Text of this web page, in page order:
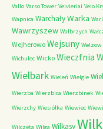
Vallo Varso Tower Veivieriai Velo
Wapnica WarchałyWarka
Wawrzyszew Wałbrzych
Wejherowo Wejsuny Welzow
Wichulec Wicko Wieczfnia
Wielbark Wieleń Wielgie
Wierzba Wierzbica Wierzbinek
Wierzchy Wiesiółka Wiewiec
Wilczęta Wilga Wilkasy